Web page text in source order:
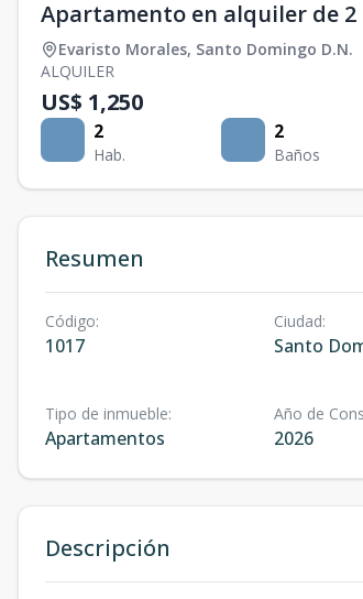
Apartamento en alquiler de
Evaristo Morales, Santo Domingo D.N.
ALQUILER
US$ 1,250
2
Hab.
2
Baños
Resumen
Código:
1017
Ciudad:
Santo
Tipo de inmueble:
Apartamentos
Año de
2026
Descripción